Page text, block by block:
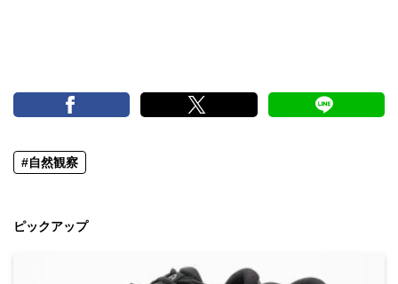
#自然観察
ピックアップ